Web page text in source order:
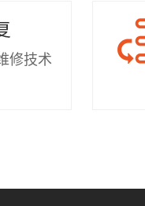
修技术